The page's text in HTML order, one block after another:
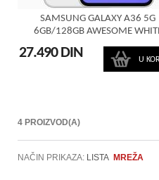
SAMSUNG GALAXY A36 5G
6GB/128GB AWESOME
27.490 DIN U
4 PROIZVOD(A)
NAČIN PRIKAZA: LISTA MREŽA